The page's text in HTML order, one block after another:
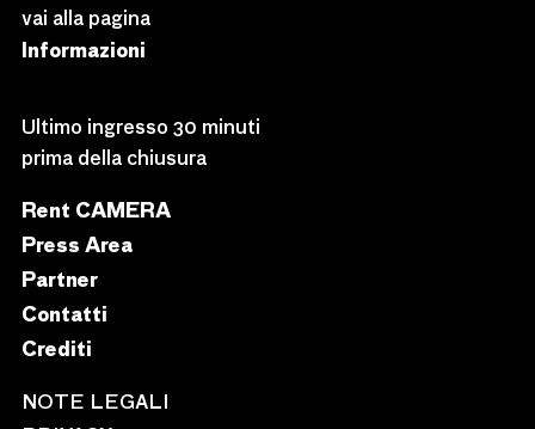
vai alla pagina
Informazioni
Ultimo ingresso 30 minuti
prima della chiusura
Rent CAMERA
Press Area
Partner
Contatti
Crediti
NOTE LEGALI